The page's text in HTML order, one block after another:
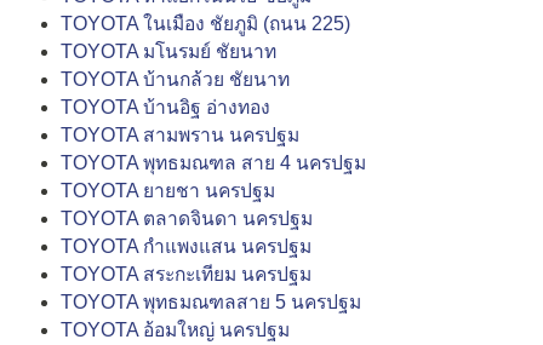
TOYOTA ในเมือง ชัยภูมิ (ถนน 225)
TOYOTA มโนรมย์ ชัยนาท
TOYOTA บ้านกล้วย ชัยนาท
TOYOTA บ้านอิฐ อ่างทอง
TOYOTA สามพราน นครปฐม
TOYOTA พุทธมณฑล สาย 4 นครปฐม
TOYOTA ยายชา นครปฐม
TOYOTA ตลาดจินดา นครปฐม
TOYOTA กำแพงแสน นครปฐม
TOYOTA สระกะเทียม นครปฐม
TOYOTA พุทธมณฑลสาย 5 นครปฐม
TOYOTA อ้อมใหญ่ นครปฐม